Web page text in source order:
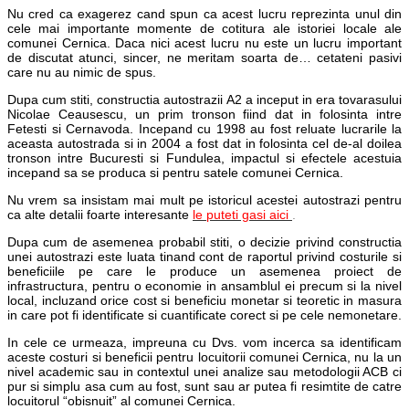
Nu cred ca exagerez cand spun ca acest lucru reprezinta unul din
cele mai importante momente de cotitura ale istoriei locale ale
comunei Cernica. Daca nici acest lucru nu este un lucru important
de discutat atunci, sincer, ne meritam soarta de… cetateni pasivi
care nu au nimic de spus.
Dupa cum stiti, constructia autostrazii A2 a inceput in era tovarasului
Nicolae Ceausescu, un prim tronson fiind dat in folosinta intre
Fetesti si Cernavoda. Incepand cu 1998 au fost reluate lucrarile la
aceasta autostrada si in 2004 a fost dat in folosinta cel de-al doilea
tronson intre Bucuresti si Fundulea, impactul si efectele acestuia
incepand sa se produca si pentru satele comunei Cernica.
Nu vrem sa insistam mai mult pe istoricul acestei autostrazi pentru
ca alte detalii foarte interesante le puteti gasi aici
Dupa cum de asemenea probabil stiti, o decizie privind constructia
unei autostrazi este luata tinand cont de raportul privind costurile si
beneficiile pe care le produce un asemenea proiect de
infrastructura, pentru o economie in ansamblul ei precum si la nivel
local, incluzand orice cost si beneficiu monetar si teoretic in masura
in care pot fi identificate si cuantificate corect si pe cele nemonetare.
In cele ce urmeaza, impreuna cu Dvs. vom incerca sa identificam
aceste costuri si beneficii pentru locuitorii comunei Cernica, nu la un
nivel academic sau in contextul unei analize sau metodologii ACB ci
pur si simplu asa cum au fost, sunt sau ar putea fi resimtite de catre
locuitorul “obisnuit” al comunei Cernica.